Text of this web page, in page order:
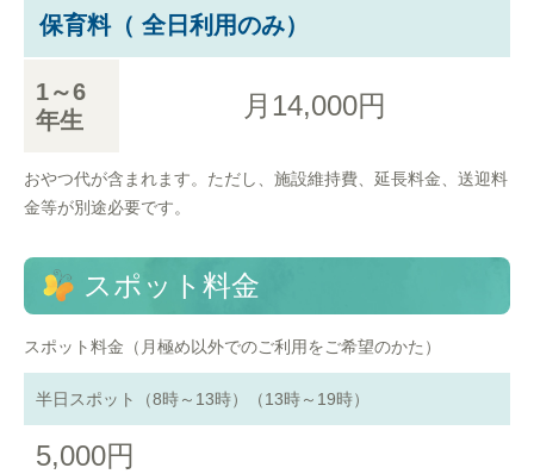
保育料（ 全日利用のみ）
1～6
年生
月14,000円
おやつ代が含まれます。ただし、施設維持費、延長料金、送迎料
金等が別途必要です。
スポット料金
スポット料金（月極め以外でのご利用をご希望のかた）
半日スポット（8時～13時）（13時～19時）
5,000円